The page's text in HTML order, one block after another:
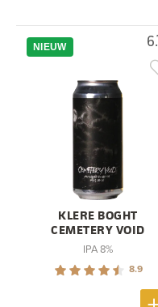
6.
NIEUW
KLERE BOGHT
CEMETERY VOID
IPA 8%
8.9